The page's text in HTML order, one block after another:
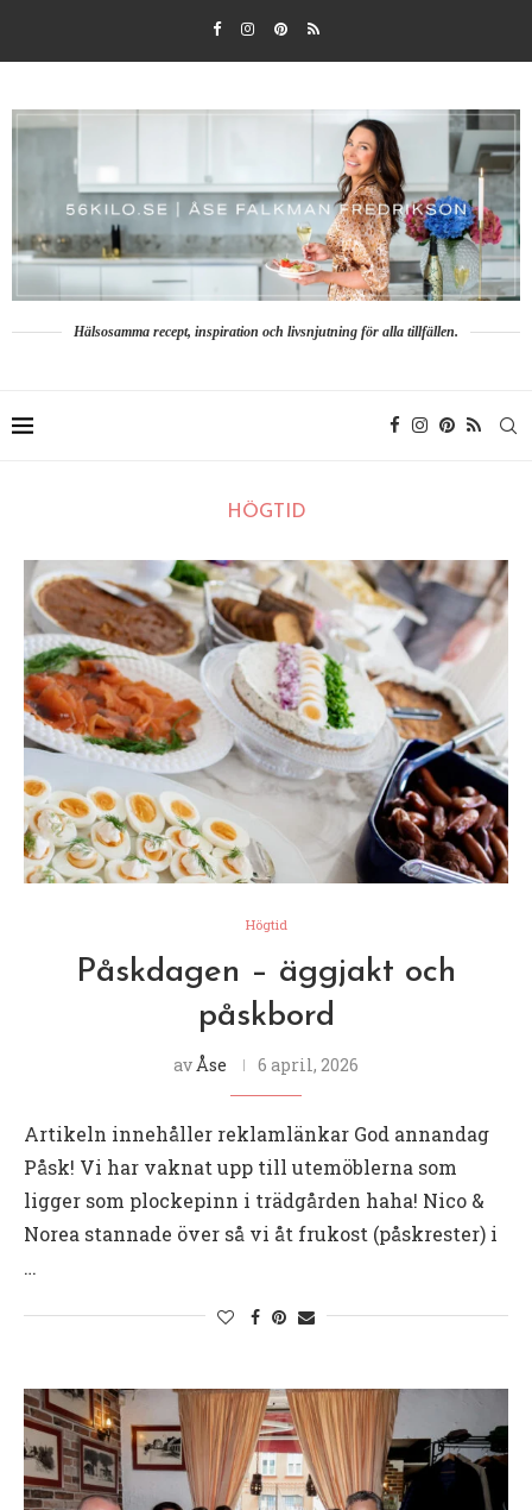
Hälsosamma recept, inspiration och livsnjutning för alla tillfällen.
HÖGTID
Högtid
Påskdagen – äggjakt och
påskbord
av Åse 6 april, 2026
Artikeln innehåller reklamlänkar God annandag
Påsk! Vi har vaknat upp till utemöblerna som
ligger som plockepinn i trädgården haha! Nico &
Norea stannade över så vi åt frukost (påskrester) i
…